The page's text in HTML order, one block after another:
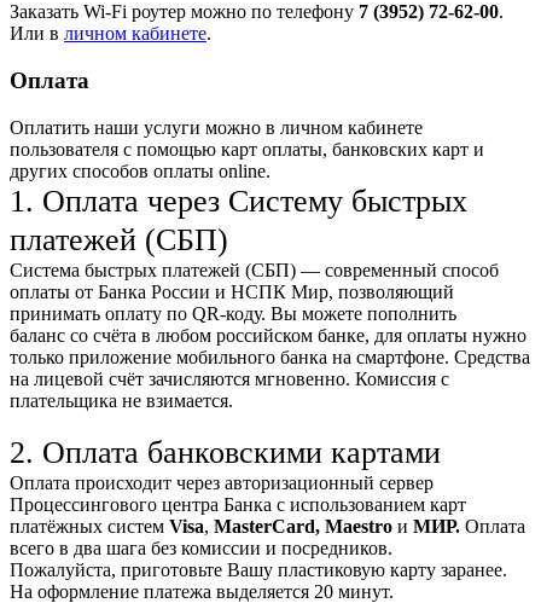
Заказать Wi-Fi роутер можно по телефону 7 (3952) 72-62-00.
Или в личном кабинете.
Оплата
Оплатить наши услуги можно в личном кабинете
пользователя с помощью карт оплаты, банковских карт и
других способов оплаты online.
1. Оплата через Систему быстрых
платежей (СБП)
Система быстрых платежей (СБП) — современный способ
оплаты от Банка России и НСПК Мир, позволяющий
принимать оплату по QR-коду. Вы можете пополнить
баланс со счёта в любом российском банке, для оплаты нужно
только приложение мобильного банка на смартфоне. Средства
на лицевой счёт зачисляются мгновенно. Комиссия с
плательщика не взимается.
2. Оплата банковскими картами
Оплата происходит через авторизационный сервер
Процессингового центра Банка с использованием карт
платёжных систем Visa, MasterCard, Maestro и МИР. Оплата
всего в два шага без комиссии и посредников.
Пожалуйста, приготовьте Вашу пластиковую карту заранее.
На оформление платежа выделяется 20 минут.